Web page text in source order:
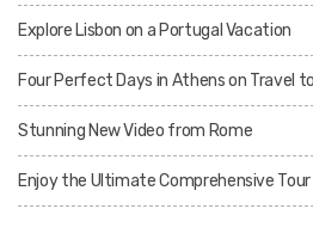
Explore Lisbon on a Portugal Vacation
Four Perfect Days in Athens on Travel
Stunning New Video from Rome
Enjoy the Ultimate Comprehensive